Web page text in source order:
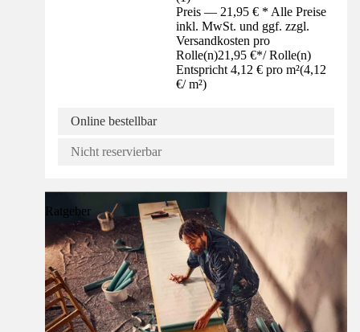
Preis — 21,95 € * Alle Preise
inkl. MwSt. und ggf. zzgl.
Versandkosten pro
Rolle(n)21,95 €*/ Rolle(n)
Entspricht 4,12 € pro m²(4,12
€/ m²)
Online bestellbar
Nicht reservierbar
Ratgeber